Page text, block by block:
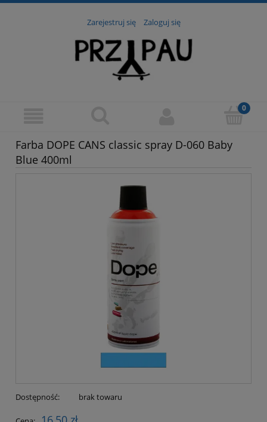
Zarejestruj się Zaloguj się
Farba DOPE CANS classic spray D-060 Baby
Blue 400ml
Dostępność: brak towaru